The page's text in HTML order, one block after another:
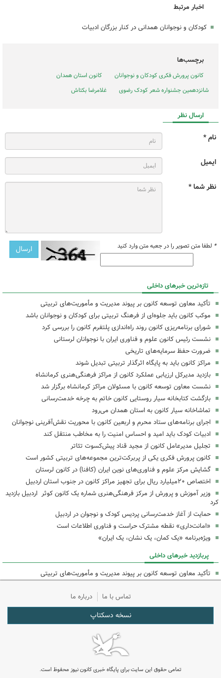
اخبار مرتبط
کودکان و نوجوانان همدانی در کنار بزرگان ادبیات
برچسب‌ها
کانون پرورش فکری کودکان و نوجوانان
کانون استان همدان
شانزدهمین جشنواره شعر کودک رضوی
غلامرضا بکتاش
ارسال نظر
نام *
ایمیل
نظر شما *
* لطفا متن تصویر را در جعبه متن وارد کنید
تازه‌ترین خبرهای داخلی
تأکید معاون توسعه کانون بر پیوند مدیریت و مأموریت‌های تربیتی
موکب کانون باید جلوه‌ای از فرهنگ تربیتی برای کودکان و نوجوانان باشد
شورای برنامه‌ریزی کانون روند راه‌اندازی پلتفرم کانون را بررسی کرد
نشست رئیس کانون علوم و فناوری ایران با نوجوانان لرستانی
ضرورت حفظ سرمایه‌های تاریخی
مراکز کانون باید به پایگاه اثرگذار تربیتی تبدیل شوند
بازدید مدیرکل ارزیابی عملکرد کانون از مراکز فرهنگی‌هنری کرمانشاه
نشست معاون توسعه کانون با مسئولان مراکز کرمانشاه برگزار شد
بازگشت کتابخانه سیار روستایی کانون خاتم به چرخه خدمت‌رسانی
تماشاخانه سیار کانون به استان همدان می‌رود
اجرای برنامه‌های ستاد محرم و اربعین کانون با محوریت نقش‌آفرینی نوجوانان
ادبیات کودک باید امید و احساس امنیت را به مخاطب منتقل کند
تجلیل مدیرعامل کانون از مجید قناد پیش‌کسوت تئاتر
کانون پرورش فکری یکی از پربرکت‌ترین مجموعه‌های تربیتی کشور است
گشایش مرکز علوم و فناوری‌های نوین ایران (کافنا) در کانون لرستان
اختصاص ۲۰میلیارد ریال برای تجهیز مراکز کانون در جنوب استان اردبیل
وزیر آموزش و پرورش از مرکز فرهنگی‌هنری شماره یک کانون کوثر اردبیل بازدید
کرد
حمایت از آغاز خدمت‌رسانی پردیس کودک و نوجوان در اردبیل
«امانت‌داری» نقطه مشترک حراست و فناوری اطلاعات است
ویژه‌برنامه «یک کمان، یک نشان، یک ایران»
پربازدید خبرهای داخلی
تأکید معاون توسعه کانون بر پیوند مدیریت و مأموریت‌های تربیتی
تماس با ما درباره ما
نسخه دسکتاپ
تمامی حقوق این سایت برای پایگاه خبری کانون نیوز محفوظ است.